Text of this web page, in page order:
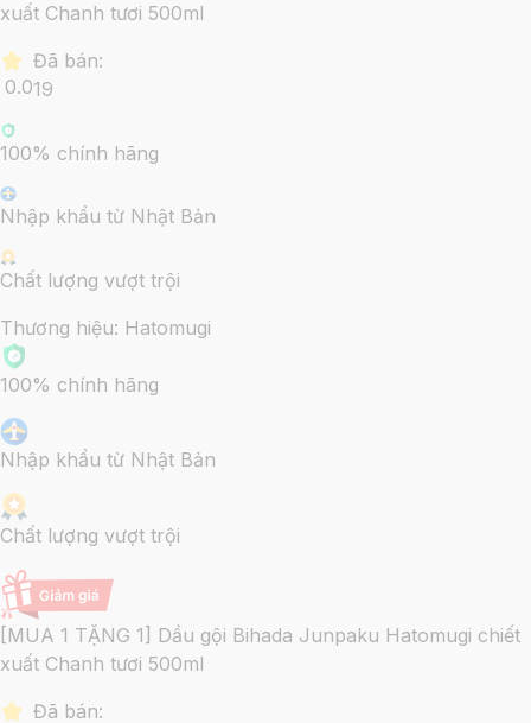
xuất Chanh tươi 500ml
0.0
Đã bán:
19
100% chính hãng
Nhập khẩu từ Nhật Bản
Chất lượng vượt trội
Thương hiệu: Hatomugi
100% chính hãng
Nhập khẩu từ Nhật Bản
Chất lượng vượt trội
[MUA 1 TẶNG 1] Dầu gội Bihada Junpaku Hatomugi chiết
xuất Chanh tươi 500ml
Đã bán: